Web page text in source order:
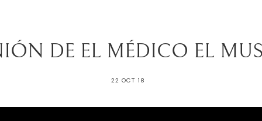
DE EL MÉDICO EL
22 OCT 18